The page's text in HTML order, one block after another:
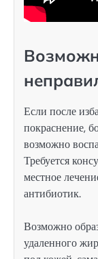
Если после
покраснение,
возможно
Требуется
местное
антибиотик.
Возможно
удаленного